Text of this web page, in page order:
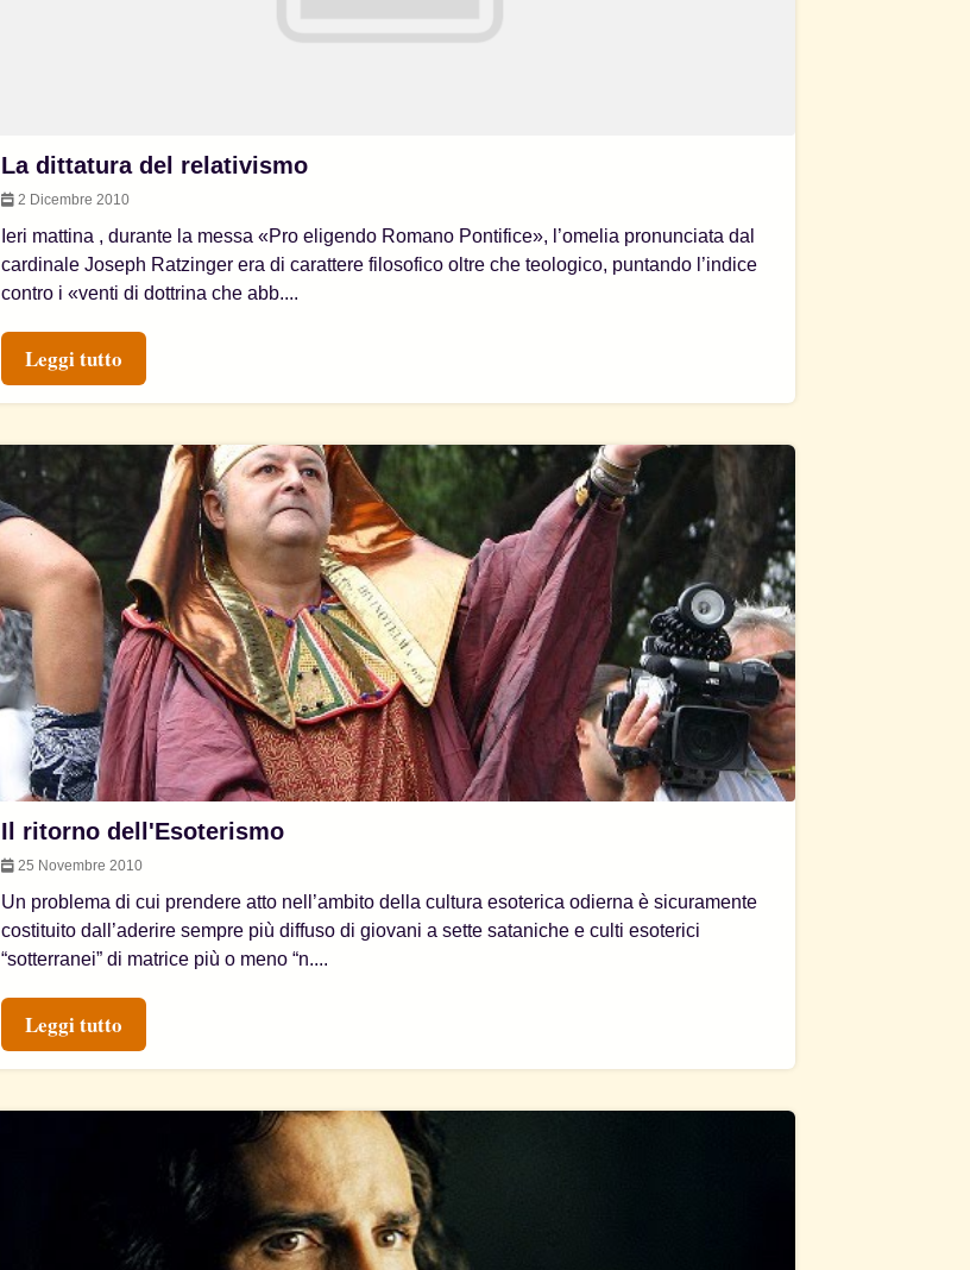
La dittatura del relativismo
2 Dicembre 2010
Ieri mattina , durante la messa «Pro eligendo Romano Pontifice», l’omelia pronunciata dal
cardinale Joseph Ratzinger era di carattere filosofico oltre che teologico, puntando l’indice
contro i «venti di dottrina che abb....
Leggi tutto
Il ritorno dell'Esoterismo
25 Novembre 2010
Un problema di cui prendere atto nell’ambito della cultura esoterica odierna è sicuramente
costituito dall’aderire sempre più diffuso di giovani a sette sataniche e culti esoterici
“sotterranei” di matrice più o meno “n....
Leggi tutto